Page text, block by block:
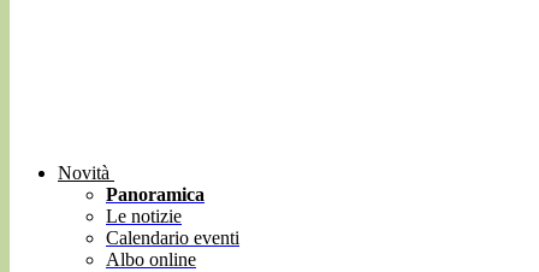
Novità
Panoramica
Le notizie
Calendario eventi
Albo online